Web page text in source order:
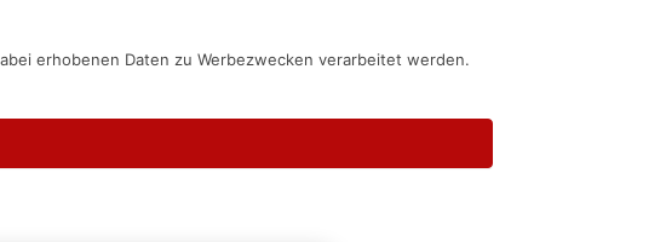
erhobenen Daten zu Werbezwecken verarbeitet werden.